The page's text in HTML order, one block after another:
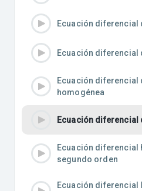
Ecuación diferencial
Ecuación diferencial
Ecuación diferencial
homogénea
Ecuación diferencial
Ecuación diferencial
segundo orden
Ecuación diferencial